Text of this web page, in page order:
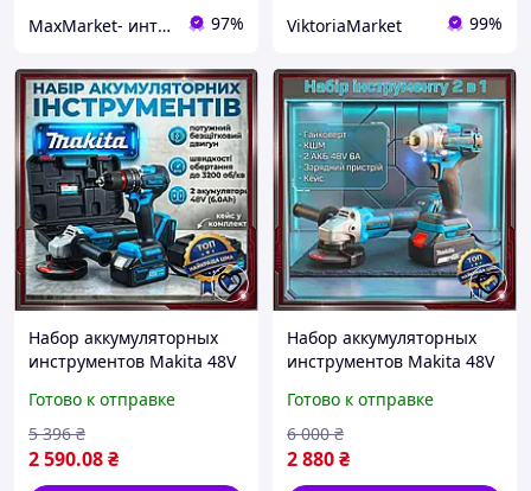
MaxMarket- интернет магазин товаров для дома 97% ViktoriaMarket 99%
Набор аккумуляторных
инструментов Makita 48V
угловая шлифмашина для
дома и ремонта
электроинструменты
Готово к отправке
2 590.08₴
5 396 ₴
Набор аккумуляторных
инструментов Makita 48V
в пластиковом кейсе для
дома и ремонта
электроинструменты
Готово к отправке
2 880₴
6 000 ₴